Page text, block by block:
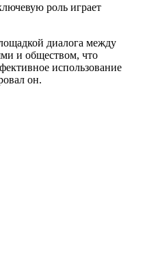
роль играет
диалога между
и обществом, что
использование
он.